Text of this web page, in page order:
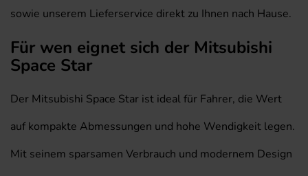
sowie unserem Lieferservice direkt zu Ihnen nach Hause.
Für wen eignet sich der Mitsubishi
Space Star
Der Mitsubishi Space Star ist ideal für Fahrer, die Wert
auf kompakte Abmessungen und hohe Wendigkeit legen.
Mit seinem sparsamen Verbrauch und modernem Design